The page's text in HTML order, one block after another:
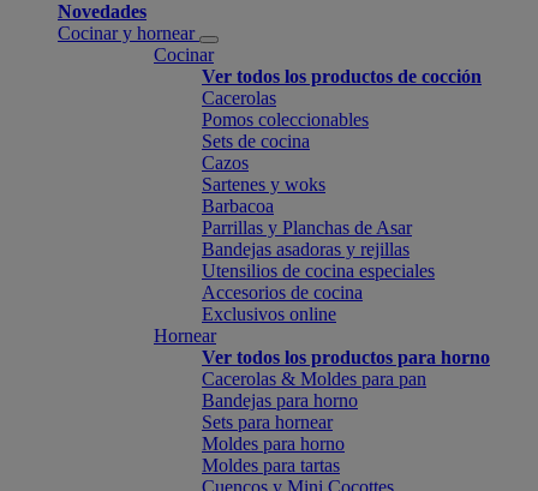
Novedades
Cocinar y hornear
Cocinar
Ver todos los productos de cocción
Cacerolas
Pomos coleccionables
Sets de cocina
Cazos
Sartenes y woks
Barbacoa
Parrillas y Planchas de Asar
Bandejas asadoras y rejillas
Utensilios de cocina especiales
Accesorios de cocina
Exclusivos online
Hornear
Ver todos los productos para horno
Cacerolas & Moldes para pan
Bandejas para horno
Sets para hornear
Moldes para horno
Moldes para tartas
Cuencos y Mini Cocottes